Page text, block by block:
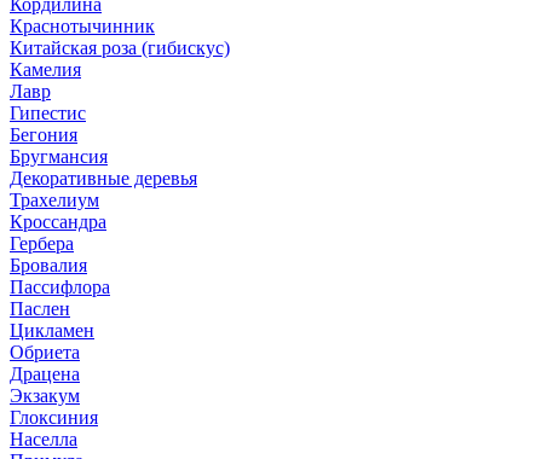
Кордилина
Краснотычинник
Китайская роза (гибискус)
Камелия
Лавр
Гипестис
Бегония
Бругмансия
Декоративные деревья
Трахелиум
Кроссандра
Гербера
Бровалия
Пассифлора
Паслен
Цикламен
Обриета
Драцена
Экзакум
Глоксиния
Населла